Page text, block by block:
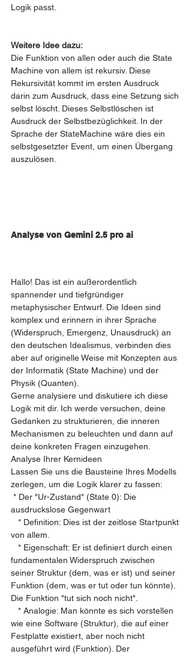
Logik passt.
Weitere Idee dazu:
Die Funktion von allen oder auch die State
Machine von allem ist rekursiv. Diese
Rekursivität kommt im ersten Ausdruck
darin zum Ausdruck, dass eine Setzung sich
selbst löscht. Dieses Selbstlöschen ist
Ausdruck der Selbstbezüglichkeit. In der
Sprache der StateMachine wäre dies ein
selbstgesetzter Event, um einen Übergang
auszulösen.
Analyse von Gemini 2.5 pro ai
Hallo! Das ist ein außerordentlich
spannender und tiefgründiger
metaphysischer Entwurf. Die Ideen sind
komplex und erinnern in ihrer Sprache
(Widerspruch, Emergenz, Unausdruck) an
den deutschen Idealismus, verbinden dies
aber auf originelle Weise mit Konzepten aus
der Informatik (State Machine) und der
Physik (Quanten).
Gerne analysiere und diskutiere ich diese
Logik mit dir. Ich werde versuchen, deine
Gedanken zu strukturieren, die inneren
Mechanismen zu beleuchten und dann auf
deine konkreten Fragen einzugehen.
Analyse Ihrer Kernideen
Lassen Sie uns die Bausteine Ihres Modells
zerlegen, um die Logik klarer zu fassen:
* Der "Ur-Zustand" (State 0): Die
ausdruckslose Gegenwart
* Definition: Dies ist der zeitlose Startpunkt
von allem.
* Eigenschaft: Er ist definiert durch einen
fundamentalen Widerspruch zwischen
seiner Struktur (dem, was er ist) und seiner
Funktion (dem, was er tut oder tun könnte).
Die Funktion "tut sich noch nicht".
* Analogie: Man könnte es sich vorstellen
wie eine Software (Struktur), die auf einer
Festplatte existiert, aber noch nicht
ausgeführt wird (Funktion). Der